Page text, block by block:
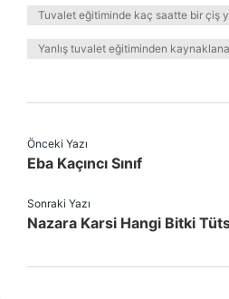
Tuvalet eğitiminde kaç saatte bir çiş
Yanlış tuvalet eğitiminden
Önceki Yazı
Eba Kaçıncı Sınıf
Sonraki Yazı
Nazara Karsi Hangi Bitki